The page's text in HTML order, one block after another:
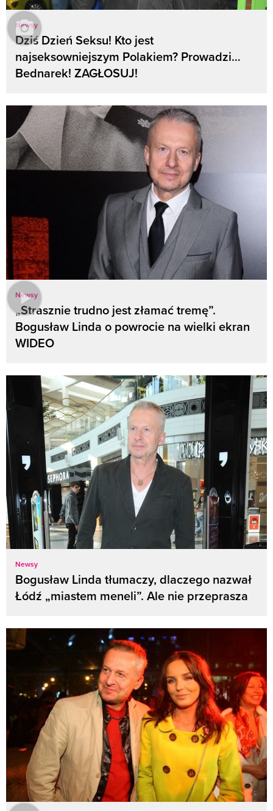
Newsy
Dziś Dzień Seksu! Kto jest
najseksowniejszym Polakiem? Prowadzi…
Bednarek! ZAGŁOSUJ!
Newsy
„Strasznie trudno jest złamać tremę”.
Bogusław Linda o powrocie na wielki ekran
WIDEO
Newsy
Bogusław Linda tłumaczy, dlaczego nazwał
Łódź „miastem meneli”. Ale nie przeprasza